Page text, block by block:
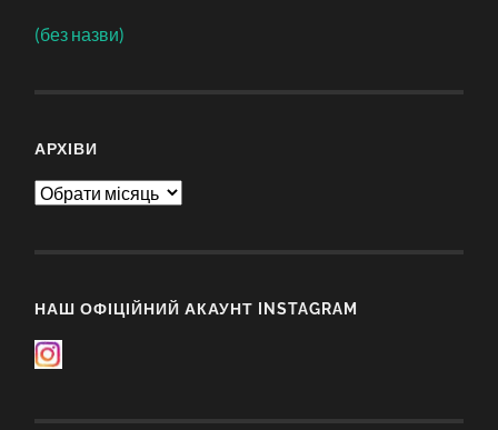
(без назви)
АРХІВИ
Архіви
НАШ ОФІЦІЙНИЙ АКАУНТ INSTAGRAM